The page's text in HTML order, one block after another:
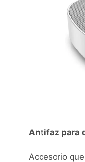
Antifaz para
Accesorio